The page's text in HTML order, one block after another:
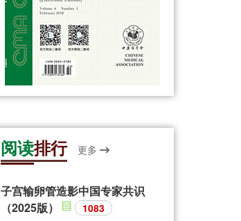
阅读排行 更多
子宫输卵管造影中国专家共识
（2025版）
1083